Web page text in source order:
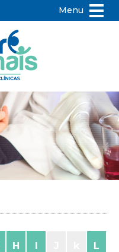
Menu
H I L